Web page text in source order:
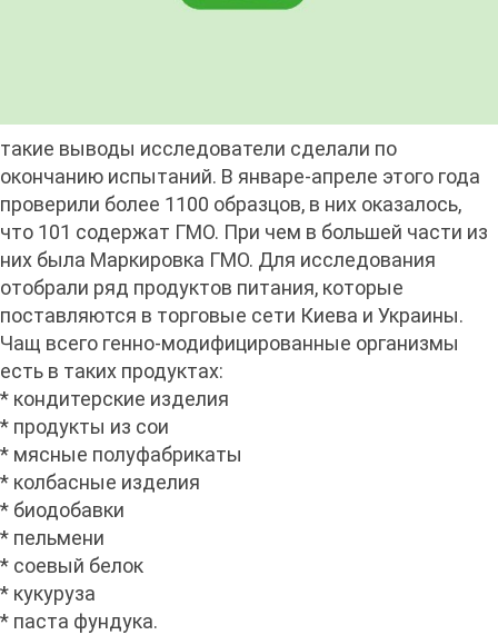
такие выводы исследователи сделали по
окончанию испытаний. В январе-апреле этого года
проверили более 1100 образцов, в них оказалось,
что 101 содержат ГМО. При чем в большей части из
них была Маркировка ГМО. Для исследования
отобрали ряд продуктов питания, которые
поставляются в торговые сети Киева и Украины.
Чащ всего генно-модифицированные организмы
есть в таких продуктах:
* кондитерские изделия
* продукты из сои
* мясные полуфабрикаты
* колбасные изделия
* биодобавки
* пельмени
* соевый белок
* кукуруза
* паста фундука.